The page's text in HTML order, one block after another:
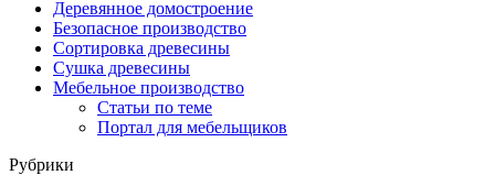
Деревянное домостроение
Безопасное производство
Сортировка древесины
Сушка древесины
Мебельное производство
Статьи по теме
Портал для мебельщиков
Рубрики